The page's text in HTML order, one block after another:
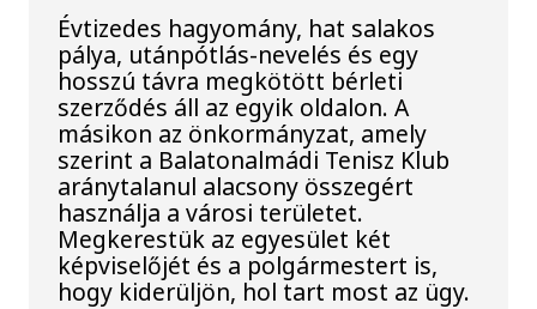
Évtizedes hagyomány, hat salakos
pálya, utánpótlás-nevelés és egy
hosszú távra megkötött bérleti
szerződés áll az egyik oldalon. A
másikon az önkormányzat, amely
szerint a Balatonalmádi Tenisz Klub
aránytalanul alacsony összegért
használja a városi területet.
Megkerestük az egyesület két
képviselőjét és a polgármestert is,
hogy kiderüljön, hol tart most az ügy.